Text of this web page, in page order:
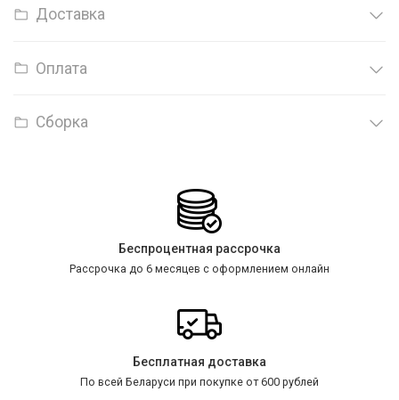
Доставка
Оплата
Сборка
Беспроцентная рассрочка
Рассрочка до 6 месяцев с оформлением онлайн
Бесплатная доставка
По всей Беларуси при покупке от 600 рублей